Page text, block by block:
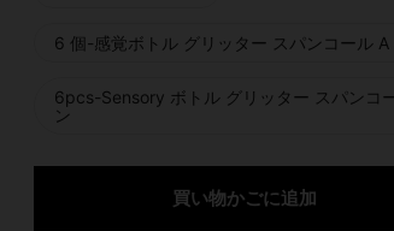
6 個-感覚ボトル グリッター スパンコール
6pcs-Sensory ボトル グリッター スパンコ
ン
買い物かごに追加